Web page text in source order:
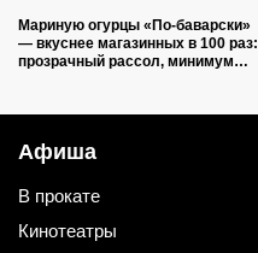
Мариную огурцы «По-баварски»
— вкуснее магазинных в 100 раз:
прозрачный рассол, минимум
Афиша
В прокате
Кинотеатры